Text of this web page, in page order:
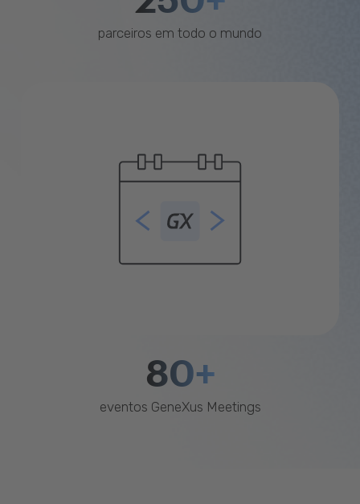
parceiros em todo o mundo
80+
eventos GeneXus Meetings